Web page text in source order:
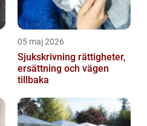
05 maj 2026
Sjukskrivning rättigheter,
ersättning och vägen
tillbaka